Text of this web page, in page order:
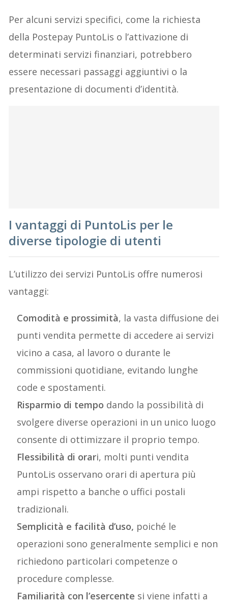
Per alcuni servizi specifici, come la richiesta
della Postepay PuntoLis o l’attivazione di
determinati servizi finanziari, potrebbero
essere necessari passaggi aggiuntivi o la
presentazione di documenti d’identità.
I vantaggi di PuntoLis per le
diverse tipologie di utenti
L’utilizzo dei servizi PuntoLis offre numerosi
vantaggi:
Comodità e prossimità, la vasta diffusione dei
punti vendita permette di accedere ai servizi
vicino a casa, al lavoro o durante le
commissioni quotidiane, evitando lunghe
code e spostamenti.
Risparmio di tempo dando la possibilità di
svolgere diverse operazioni in un unico luogo
consente di ottimizzare il proprio tempo.
Flessibilità di orari, molti punti vendita
PuntoLis osservano orari di apertura più
ampi rispetto a banche o uffici postali
tradizionali.
Semplicità e facilità d’uso, poiché le
operazioni sono generalmente semplici e non
richiedono particolari competenze o
procedure complesse.
Familiarità con l’esercente si viene infatti a